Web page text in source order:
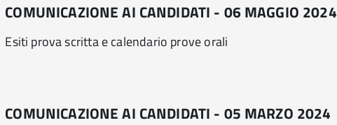
COMUNICAZIONE AI CANDIDATI - 06 MAGGIO 2024
Esiti prova scritta e calendario prove orali
COMUNICAZIONE AI CANDIDATI - 05 MARZO 2024